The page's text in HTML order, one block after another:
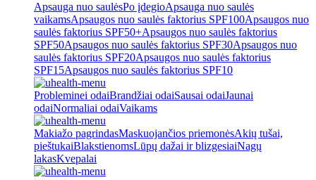
Apsauga nuo saulėsPo įdegioApsauga nuo saulės
vaikamsApsaugos nuo saulės faktorius SPF100Apsaugos nuo
saulės faktorius SPF50+Apsaugos nuo saulės faktorius
SPF50Apsaugos nuo saulės faktorius SPF30Apsaugos nuo
saulės faktorius SPF20Apsaugos nuo saulės faktorius
SPF15Apsaugos nuo saulės faktorius SPF10
Probleminei odaiBrandžiai odaiSausai odaiJaunai
odaiNormaliai odaiVaikams
Makiažo pagrindasMaskuojančios priemonėsAkių tušai,
pieštukaiBlakstienomsLūpų dažai ir blizgesiaiNagų
lakasKvepalai